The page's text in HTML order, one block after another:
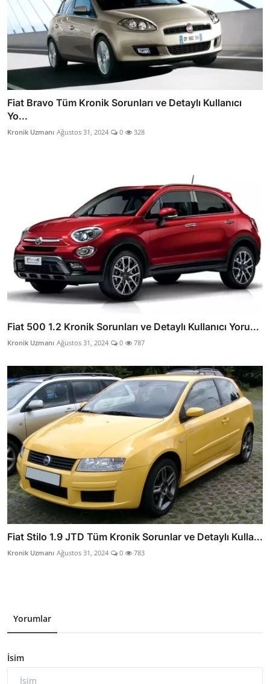
Fiat Bravo Tüm Kronik Sorunları ve Detaylı Kullanıcı
Yo...
Kronik Uzmanı Ağustos 31, 2024 0 328
Fiat 500 1.2 Kronik Sorunları ve Detaylı Kullanıcı Yoru...
Kronik Uzmanı Ağustos 31, 2024 0 787
Fiat Stilo 1.9 JTD Tüm Kronik Sorunlar ve Detaylı Kulla...
Kronik Uzmanı Ağustos 31, 2024 0 783
Yorumlar
İsim